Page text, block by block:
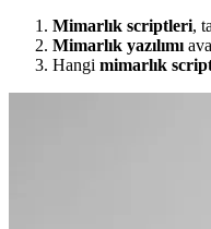
Mimarlık scriptleri,
Mimarlık yazılımı
Hangi mimarlık